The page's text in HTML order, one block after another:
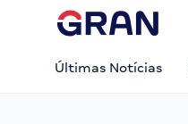
Últimas Notícias